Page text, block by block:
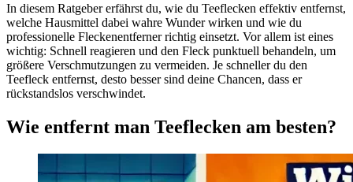
In diesem Ratgeber erfährst du, wie du Teeflecken effektiv entfernst,
welche Hausmittel dabei wahre Wunder wirken und wie du
professionelle Fleckenentferner richtig einsetzt. Vor allem ist eines
wichtig: Schnell reagieren und den Fleck punktuell behandeln, um
größere Verschmutzungen zu vermeiden. Je schneller du den
Teefleck entfernst, desto besser sind deine Chancen, dass er
rückstandslos verschwindet.
Wie entfernt man Teeflecken am besten?